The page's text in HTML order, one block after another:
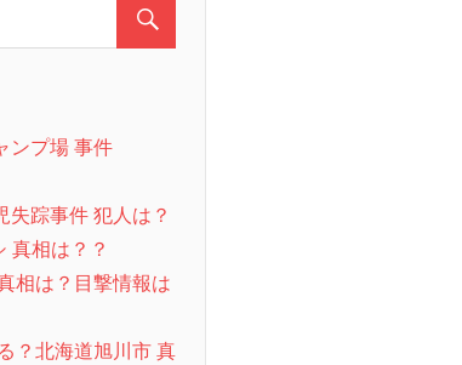
ンプ場 事件
失踪事件 犯人は？
真相は？？
相は？目撃情報は
？北海道旭川市 真